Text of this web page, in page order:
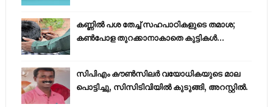
കണ്ണിൽ പശ തേച്ച് സഹപാഠികളുടെ തമാശ;
കൺപോള തുറക്കാനാകാതെ കുട്ടികൾ...
സിപിഎം കൗണ്‍സിലര്‍ വയോധികയുടെ മാല
പൊട്ടിച്ചു, സിസിടിവിയില്‍ കുടുങ്ങി, അറസ്റ്റില്‍.